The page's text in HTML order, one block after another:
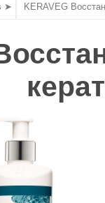
➤ KERAVEG